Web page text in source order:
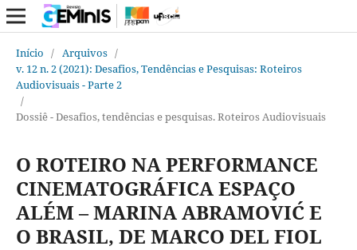
Início / Arquivos /
v. 12 n. 2 (2021): Desafios, Tendências e Pesquisas: Roteiros
Audiovisuais - Parte 2
/
Dossiê - Desafios, tendências e pesquisas. Roteiros Audiovisuais
O ROTEIRO NA PERFORMANCE
CINEMATOGRÁFICA ESPAÇO
ALÉM – MARINA ABRAMOVIĆ E
O BRASIL, DE MARCO DEL FIOL